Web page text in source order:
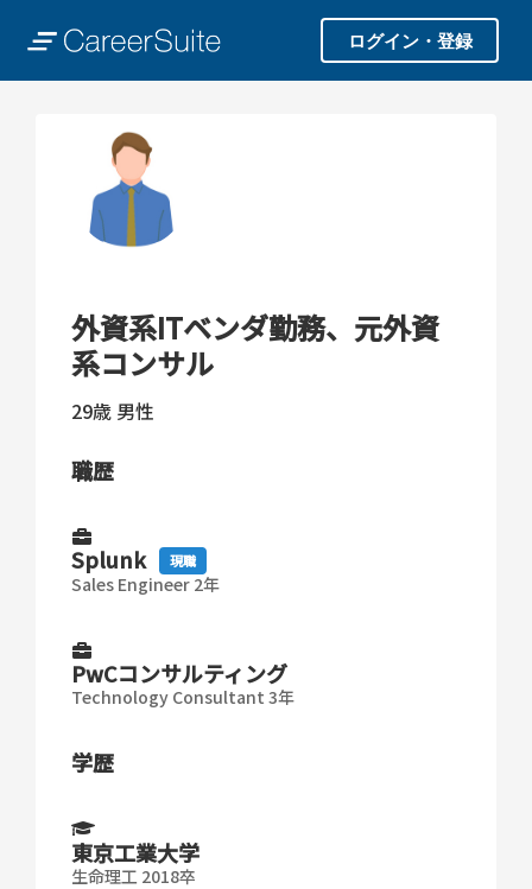
ログイン・登録
外資系ITベンダ勤務、元外資
系コンサル
29歳 男性
職歴
Splunk 現職
Sales Engineer 2年
PwCコンサルティング
Technology Consultant 3年
学歴
東京工業大学
生命理工 2018卒